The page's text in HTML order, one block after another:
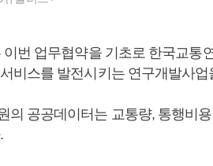
번 업무협약을 기초로 한국교통
비스를 발전시키는 연구개발사업
의 공공데이터는 교통량, 통행비